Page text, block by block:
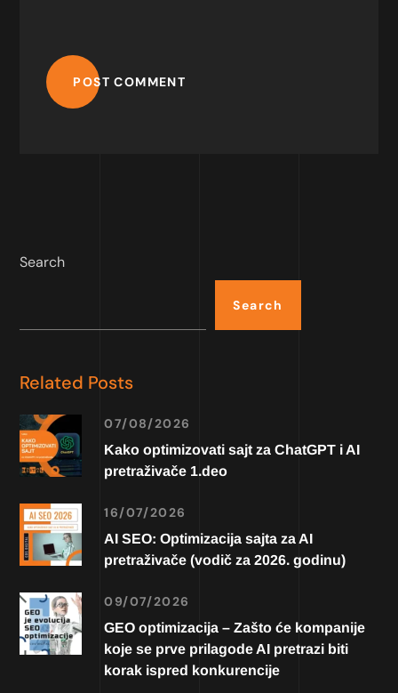
POST COMMENT
Search
Search
Related Posts
07/08/2026
Kako optimizovati sajt za ChatGPT i AI
pretraživače 1.deo
16/07/2026
AI SEO: Optimizacija sajta za AI
pretraživače (vodič za 2026. godinu)
09/07/2026
GEO optimizacija – Zašto će kompanije
koje se prve prilagode AI pretrazi biti
korak ispred konkurencije